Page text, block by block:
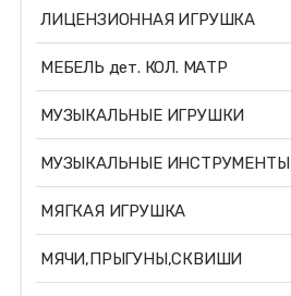
ЛИЦЕНЗИОННАЯ ИГРУШКА
МЕБЕЛЬ дет. КОЛ. МАТР
МУЗЫКАЛЬНЫЕ ИГРУШКИ
МУЗЫКАЛЬНЫЕ ИНСТРУМЕНТЫ
МЯГКАЯ ИГРУШКА
МЯЧИ,ПРЫГУНЫ,СКВИШИ